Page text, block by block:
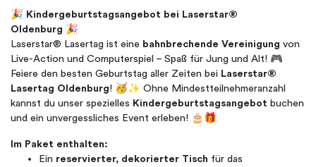
🎉 Kindergeburtstagsangebot bei Laserstar®
Oldenburg 🎉
Laserstar® Lasertag ist eine bahnbrechende Vereinigung von
Live-Action und Computerspiel – Spaß für Jung und Alt! 🎮
Feiere den besten Geburtstag aller Zeiten bei Laserstar®
Lasertag Oldenburg! 🥳✨ Ohne Mindestteilnehmeranzahl
kannst du unser spezielles Kindergeburtstagsangebot buchen
und ein unvergessliches Event erleben! 🎂🎁
Im Paket enthalten:
Ein reservierter, dekorierter Tisch für das